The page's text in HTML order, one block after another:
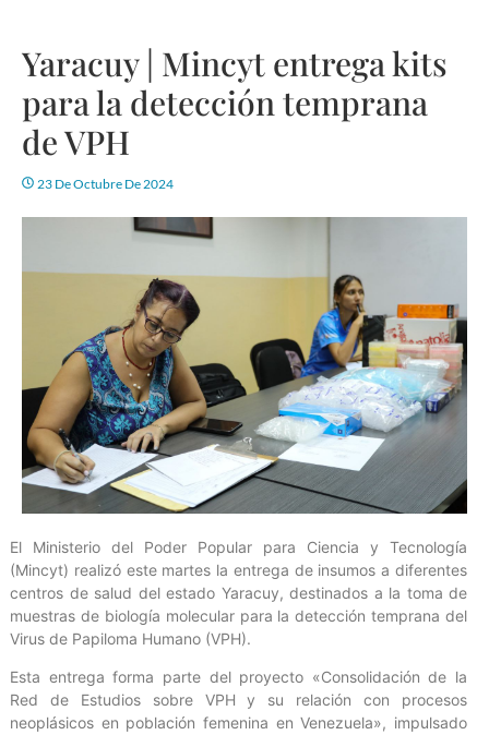
Yaracuy | Mincyt entrega kits
para la detección temprana
de VPH
23 De Octubre De 2024
El Ministerio del Poder Popular para Ciencia y Tecnología
(Mincyt) realizó este martes la entrega de insumos a diferentes
centros de salud del estado Yaracuy, destinados a la toma de
muestras de biología molecular para la detección temprana del
Virus de Papiloma Humano (VPH).
Esta entrega forma parte del proyecto «Consolidación de la
Red de Estudios sobre VPH y su relación con procesos
neoplásicos en población femenina en Venezuela», impulsado